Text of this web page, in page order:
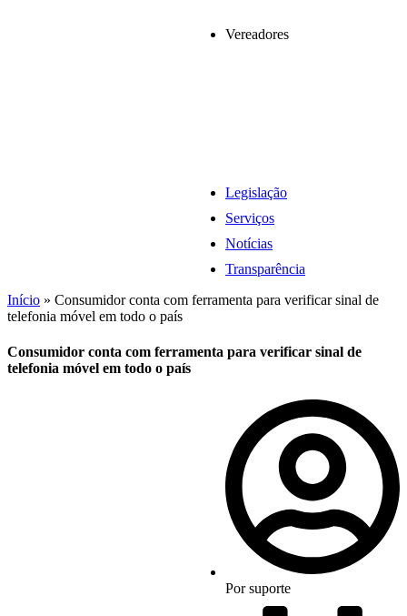
Vereadores
Legislação
Serviços
Notícias
Transparência
Início » Consumidor conta com ferramenta para verificar sinal de
telefonia móvel em todo o país
Consumidor conta com ferramenta para verificar sinal de
telefonia móvel em todo o país
Porsuporte